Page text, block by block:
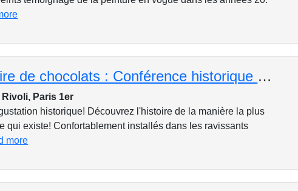
Histoire de chocolats : Conférence historique dans le salon de thé Angélina et ses dégustations
Rivoli, Paris 1er
historique! Découvrez l'histoire de la manière la plus
qui existe! Confortablement installés dans les ravissants
more